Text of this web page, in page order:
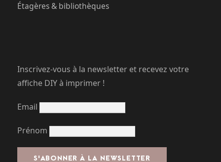
Étagères & bibliothèques
Inscrivez-vous à la newsletter et recevez votre
affiche DIY à imprimer !
Email
Prénom